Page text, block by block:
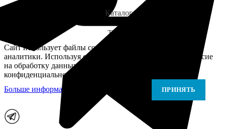
Каталог
Telegram
Сайт использует файлы cookie для персонализации и
аналитики. Используя сайт, вы подтверждаете своё согласие
на обработку данных в соответствии с Политикой
конфиденциальности.
Больше информации
ПРИНЯТЬ